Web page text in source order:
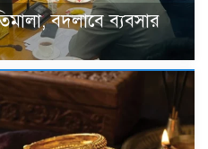
বদলাবে ব্যবসার